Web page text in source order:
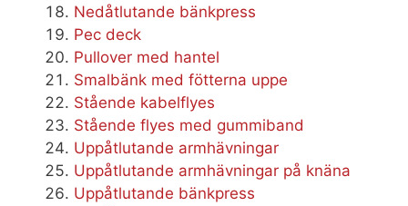
Nedåtlutande bänkpress
Pec deck
Pullover med hantel
Smalbänk med fötterna uppe
Stående kabelflyes
Stående flyes med gummiband
Uppåtlutande armhävningar
Uppåtlutande armhävningar på knäna
Uppåtlutande bänkpress